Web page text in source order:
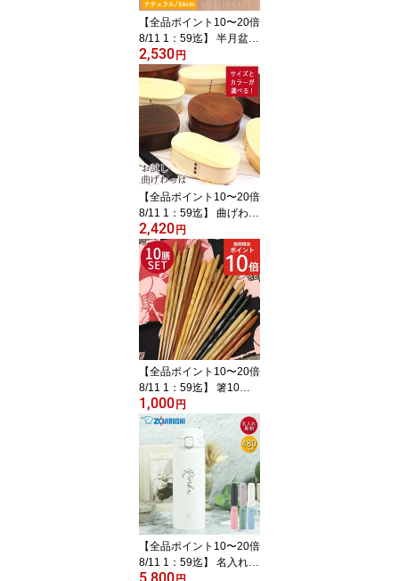
【全品ポイント10〜20倍
8/11 1：59迄】 半月盆
お盆 トレー 木製 半月盆
36cm ナチュラル 木 盆
トレイ 業務用 家庭用 和
和食器 来客用 おしゃれ
かわいい 北欧 和風 トレ
イ 木のトレー 膳 盆 会席
膳 ランチョンマット キ
ッチン 和風 洋風 oshige
2,530 円
【全品ポイント10〜20倍
8/11 1：59迄】 曲げわっ
ぱ 弁当箱 お試し サイズ
と色が選べる ランチバン
ド付き 訳あり アウトレ
ット まとめ買い 福袋 お
弁当箱 わっぱ 漆 うるし
ウレタン おしゃれ 1段 一
段 雑貨 まげわっぱ
2,420 円
【全品ポイント10〜20倍
8/11 1：59迄】 箸10膳
セット 選べる福袋 3種 お
しゃれ ギフト プレゼン
ト 漆 うるし 箸 カトラリ
ー 和食器 和風 食器 雑貨
北欧 ぽっきり まとめ買
い ノベルティ 家族 ポイ
ント消化 消費 プチギフ
ト 粗品 おうち時間 巣ご
もり
1,000 円
【全品ポイント10〜20倍
8/11 1：59迄】 名入れ
ギフト 水筒 象印 ステン